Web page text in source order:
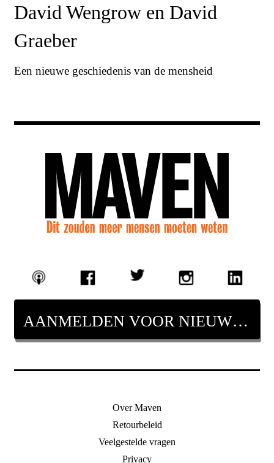
David Wengrow en David
Graeber
Een nieuwe geschiedenis van de mensheid
AANMELDEN VOOR NIEUWSBRIEF
Over Maven
Retourbeleid
Veelgestelde vragen
Privacy